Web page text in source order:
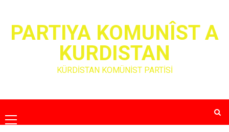
contentPARTIYA KOMUNÎST A
KURDISTAN
KÜRDİSTAN KOMÜNİST PARTİSİ
Primary
Menu